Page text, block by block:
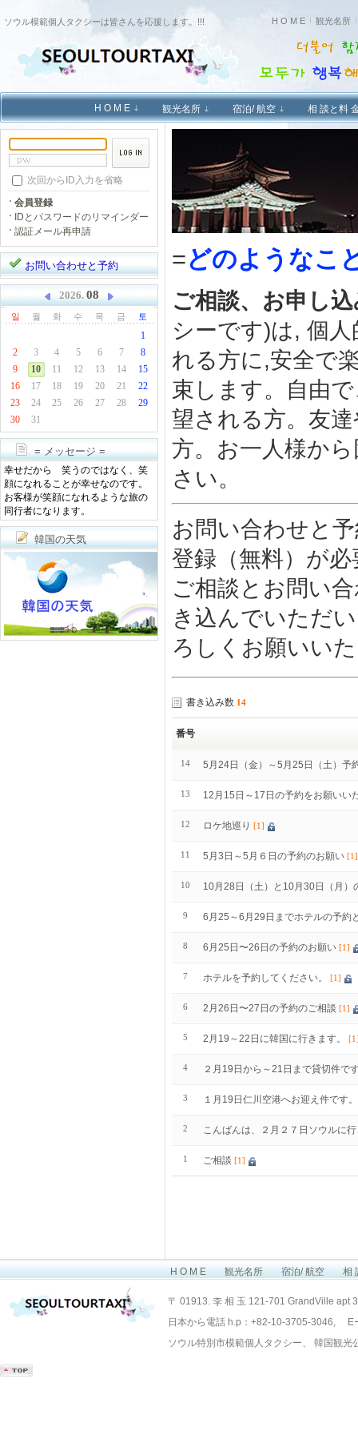
ソウル模範個人タクシーは皆さんを応援します。!!! H O M E 観光名所
H O M E 観光名所 宿泊/ 航空 相 談と料
次回からID入力を省略
会員登録
IDとパスワードのリマインダー
認証メール再申請
お問い合わせと予約
2026. 08
일 월 화 수 목 금 토
1
2
3 4 5 6 7
8
9
10 11 12 13 14
15
16
17 18 19 20 21
22
23
24 25 26 27 28
29
30
31
= メッセージ =
幸せだから 笑うのではなく、笑
顔になれることが幸せなのです。
お客様が笑顔になれるような旅の
同行者になります。
韓国の天気
=どのようなこ
ご相談、お申し
シーです)は, 個
れる方に,安全で
束します。自由
望される方。友
方。お一人様か
さい。
お問い合わせと
登録（無料）が
ご相談とお問い
き込んでいただ
ろしくお願いい
書き込み数 14
番号
14 5月24日（金）～5月25日（土）予
13 12月15日～17日の予約をお願いい
12 ロケ地巡り [1]
11 5月3日～5月６日の予約のお願い [1]
10 10月28日（土）と10月30日（月）
9 6月25～6月29日までホテルの予約
8 6月25日〜26日の予約のお願い [1]
7 ホテルを予約してください。 [1]
6 2月26日〜27日の予約のご相談 [1]
5 2月19～22日に韓国に行きます。
4 ２月19日から～21日まで貸切件で
3 １月19日仁川空港へお迎え件です。
2 こんばんは、２月２７日ソウルに
1 ご相談 [1]
H O M E 観光名所 宿泊/ 航空 相
〒 01913. 李 相 玉 121-701 GrandVille apt
日本から電話 h.p：+82-10-3705-3046, E
ソウル特別市模範個人タクシー、 韓国観